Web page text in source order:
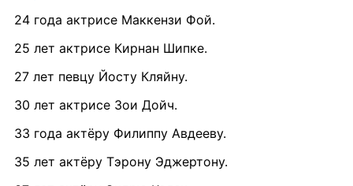
24 года актрисе Маккензи Фой.
25 лет актрисе Кирнан Шипке.
27 лет певцу Йосту Кляйну.
30 лет актрисе Зои Дойч.
33 года актёру Филиппу Авдееву.
35 лет актёру Тэрону Эджертону.